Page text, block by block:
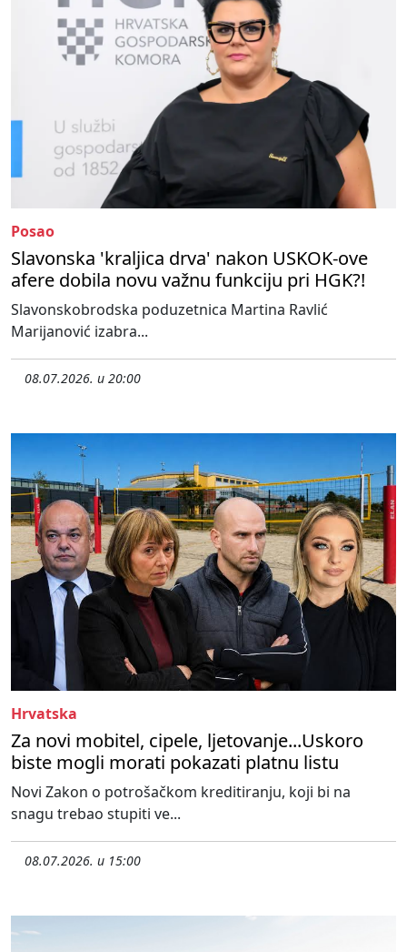
Posao
Slavonska 'kraljica drva' nakon USKOK-ove
afere dobila novu važnu funkciju pri HGK?!
Slavonskobrodska poduzetnica Martina Ravlić
Marijanović izabra...
08.07.2026. u 20:00
Hrvatska
Za novi mobitel, cipele, ljetovanje...Uskoro
biste mogli morati pokazati platnu listu
Novi Zakon o potrošačkom kreditiranju, koji bi na
snagu trebao stupiti ve...
08.07.2026. u 15:00